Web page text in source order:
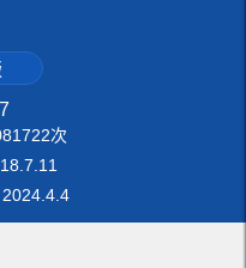
次
7 11
2024 4 4